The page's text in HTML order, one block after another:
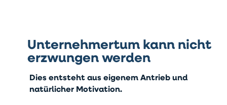
Unternehmertum kann nicht
erzwungen werden
Dies entsteht aus eigenem Antrieb und
natürlicher Motivation.